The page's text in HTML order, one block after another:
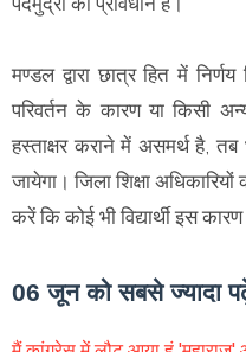
मण्डल द्वारा छात्र हित में
परिवर्तन के कारण या किसी
हस्ताक्षर कराने में असमर्थ है, तब
जायेगा। जिला शिक्षा
करें कि कोई भी विद्यार्थी इस
06 जून को सबसे ज्यादा